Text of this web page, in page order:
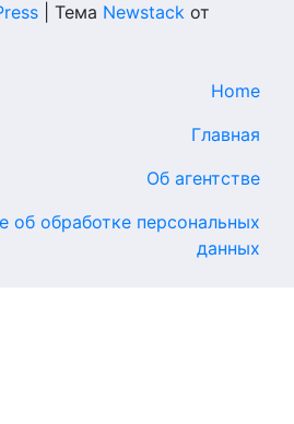
Тема Newstack от
Home
Главная
Об агентстве
об обработке персональных
данных